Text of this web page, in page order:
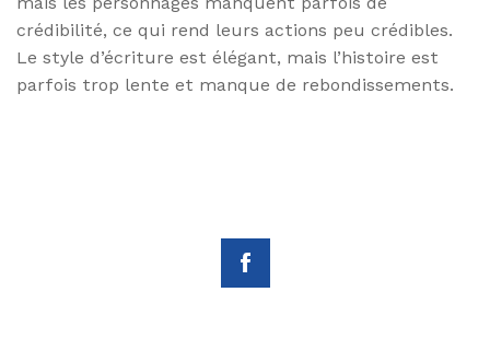
crédibilité, ce qui rend leurs actions peu crédibles.
Le style d’écriture est élégant, mais l’histoire est
parfois trop lente et manque de rebondissements.